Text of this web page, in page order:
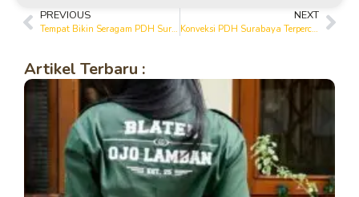
PREVIOUS
Tempat Bikin Seragam PDH Surabaya Terpercaya | Harga Terjangkau & Berkualitas
NEXT
Konveksi PDH Surabaya Terpercaya & Berpengalaman | Kualitas Premium Harga Terjangkau
Artikel Terbaru :